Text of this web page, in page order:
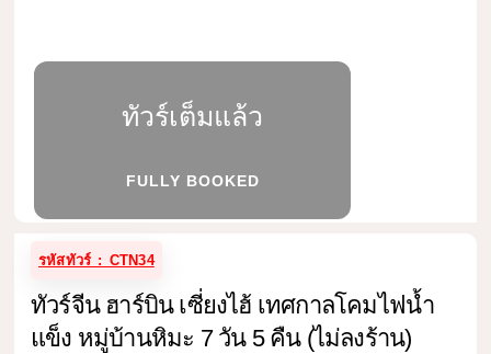
ทัวร์เต็มแล้ว
FULLY BOOKED
รหัสทัวร์ : CTN34
ทัวร์จีน ฮาร์บิน เซี่ยงไฮ้ เทศกาลโคมไฟน้ำ
แข็ง หมู่บ้านหิมะ 7 วัน 5 คืน (ไม่ลงร้าน)